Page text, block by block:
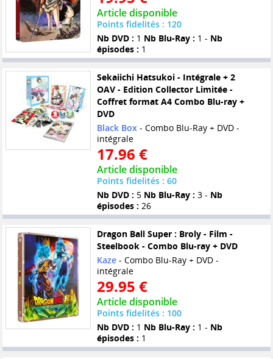
Article disponible
Points fidelités : 120
Nb DVD : 1 Nb Blu-Ray : 1 - Nb
épisodes : 1
Sekaiichi Hatsukoi - Intégrale + 2
OAV - Edition Collector Limitée -
Coffret format A4 Combo Blu-ray +
DVD
Black Box- Combo Blu-Ray + DVD -
intégrale
17.96 €
Article disponible
Points fidelités : 60
Nb DVD : 5 Nb Blu-Ray : 3 - Nb
épisodes : 26
Dragon Ball Super : Broly - Film -
Steelbook - Combo Blu-ray + DVD
Kaze- Combo Blu-Ray + DVD -
intégrale
29.95 €
Article disponible
Points fidelités : 100
Nb DVD : 1 Nb Blu-Ray : 1 - Nb
épisodes : 1